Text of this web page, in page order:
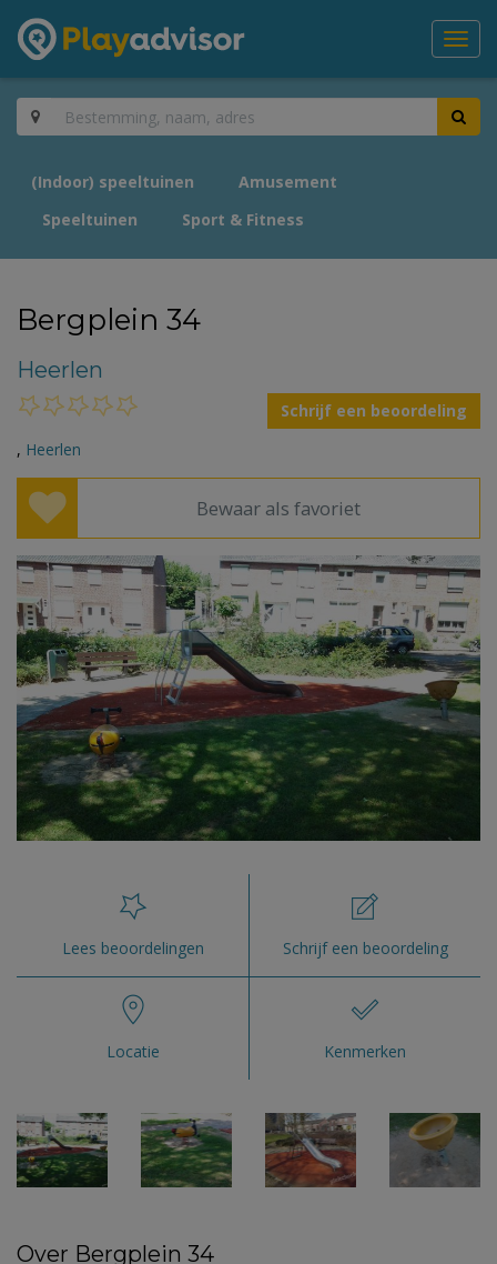
(Indoor) speeltuinen
Amusement
Speeltuinen
Sport & Fitness
Bergplein 34
Heerlen
Schrijf een beoordeling
, Heerlen
Bewaar als favoriet
Lees beoordelingen Schrijf een beoordeling
Locatie Kenmerken
Over Bergplein 34